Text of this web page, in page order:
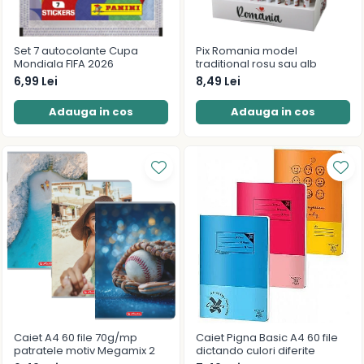
Ascutițori
Corectoare și lipici
Mine și rezerve
Cretă școlară și creativă
Accesorii școlare
Etichete școlare
Carnete pentru elevi
Lupe și articole educative
Foarfece școlare
Globuri pământești
Cutii sandwich și caserole
Umbrele pentru copii
Termosuri
Pahare și sticle pentru scoală
Cutii pentru depozitare
Set 7 autocolante Cupa
Mondiala FIFA 2026
6,99 Lei
Adauga in cos
Pix Romania model
traditional rosu sau alb
8,49 Lei
Adauga in cos
Caiet A4 60 file 70g/mp
patratele motiv Megamix 2
Caiet Pigna Basic A4 60 file
dictando culori diferite